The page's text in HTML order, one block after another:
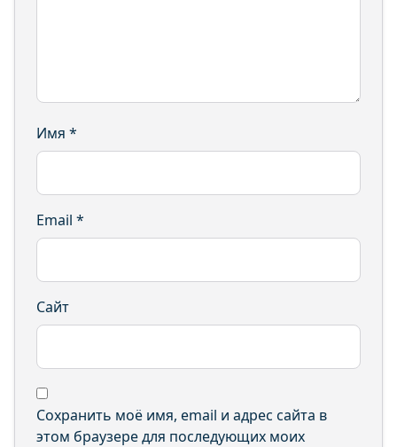
Имя *
Email *
Сайт
Сохранить моё имя, email и адрес сайта в
этом браузере для последующих моих